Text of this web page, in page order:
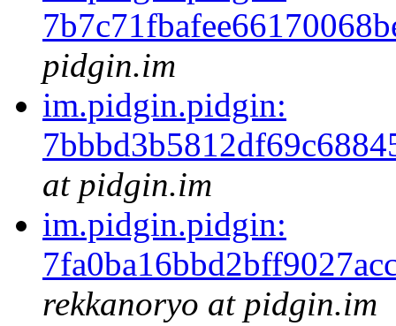
pidgin.im
im.pidgin.pidgin:
at pidgin.im
im.pidgin.pidgin:
rekkanoryo at pidgin.im